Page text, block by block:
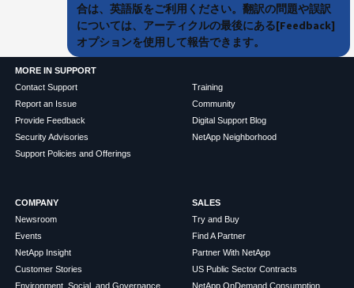
合は、英語版をご利用ください。翻訳の問題や誤訳
については、アーティクルの最後にある[Feedback]
オプションを使用して報告できます。
MORE IN SUPPORT
Contact Support
Report an Issue
Provide Feedback
Security Advisories
Support Policies and Offerings
Training
Community
Digital Support Blog
NetApp Neighborhood
COMPANY
Newsroom
Events
NetApp Insight
Customer Stories
Environment, Social, and Governance
SALES
Try and Buy
Find A Partner
Partner With NetApp
US Public Sector Contracts
NetApp OnDemand Consumption